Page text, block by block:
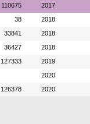
110675 2017
38 2018
33841 2018
36427 2018
127333 2019
2020
126378 2020